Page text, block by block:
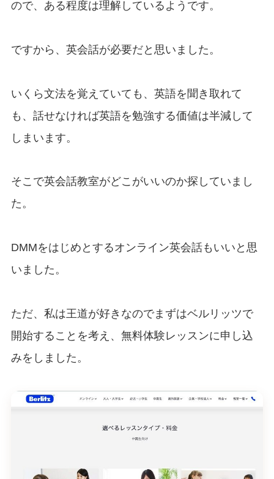
ので、ある程度は理解しているようです。
ですから、英会話が必要だと思いました。
いくら文法を覚えていても、英語を聞き取れて
も、話せなければ英語を勉強する価値は半減して
しまいます。
そこで英会話教室がどこがいいのか探していまし
た。
DMMをはじめとするオンライン英会話もいいと思
いました。
ただ、私は王道が好きなのでまずはベルリッツで
開始することを考え、無料体験レッスンに申し込
みをしました。